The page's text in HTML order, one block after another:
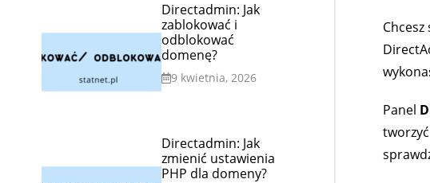
Panel
Directadmin: Jak
zablokować i
odblokować
domenę?
9 kwietnia, 2026
Directadmin: Jak
zmienić ustawienia
PHP dla domeny?